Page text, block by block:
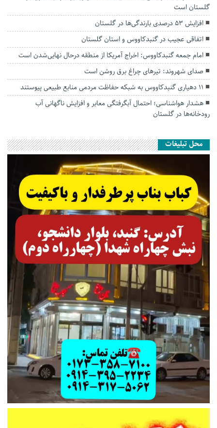
گلستان است
افزایش ۵۳ درصدی بارندگی‌ها در گلستان
اتفاقی عجیب در‌ گنبدکاووس و استان گلستان
امام جمعه گنبدکاووس: اخراج آمریکا از منطقه درحال نهایی‌شدن است
صدای شهروند: تیرهای چراغ برق روشن است
۱۱ دهیاری گنبدکاووس به شبکه حفاظت مردمی منابع طبیعی پیوستند
هشدار هواشناسی؛ احتمال آبگرفتگی معابر و افزایش ناگهانی آب
رودخانه‌ها در گلستان
محل تبلیغات